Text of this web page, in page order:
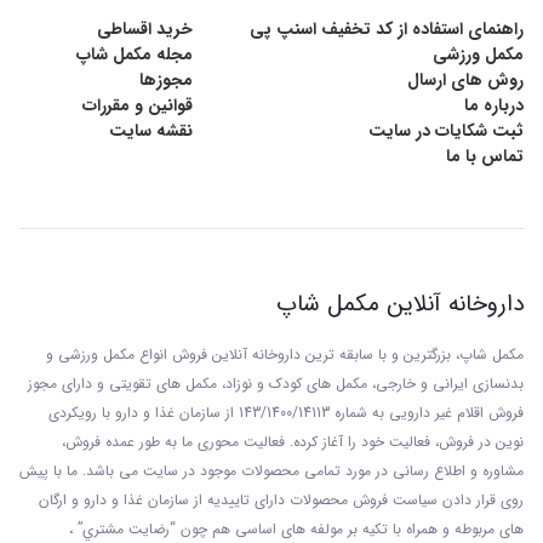
راهنمای استفاده از کد تخفیف اسنپ پی
خرید اقساطی
مکمل ورزشی
مجله مکمل شاپ
روش های ارسال
مجوزها
درباره ما
قوانین و مقررات
ثبت شکایات در سایت
نقشه سایت
تماس با ما
داروخانه آنلاین مکمل شاپ
مکمل شاپ، بزرگترین و با سابقه ترین داروخانه آنلاین فروش انواع مکمل ورزشی و
بدنسازی ایرانی و خارجی، مکمل های کودک و نوزاد، مکمل های تقویتی و دارای مجوز
فروش اقلام غیر دارویی به شماره 143/1400/14113 از
سازمان غذا و دارو با رويکردی
نوين در فروش، فعاليت خود را آغاز کرده. فعاليت محوری ما به طور عمده فروش،
مشاوره و اطلاع رسانی در مورد تمامی محصولات موجود در سایت می باشد. ما با پيش
روی قرار دادن سياست فروش محصولات دارای تاييديه از سازمان غذا و دارو و ارگان
های مربوطه و همراه با تکيه بر مولفه های اساسی هم چون “رضايت مشتري” ،